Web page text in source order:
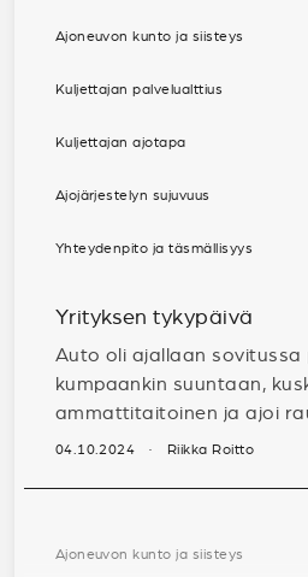
Ajoneuvon kunto ja siisteys
Kuljettajan palvelualttius
Kuljettajan ajotapa
Ajojärjestelyn sujuvuus
Yhteydenpito ja täsmällisyys
Yrityksen tykypäivä
Auto oli ajallaan sovitussa
kumpaankin suuntaan,
ammattitaitoinen ja ajoi
04.10.2024 · Riikka Roitto
Ajoneuvon kunto ja siisteys